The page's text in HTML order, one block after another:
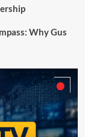
Why Gus